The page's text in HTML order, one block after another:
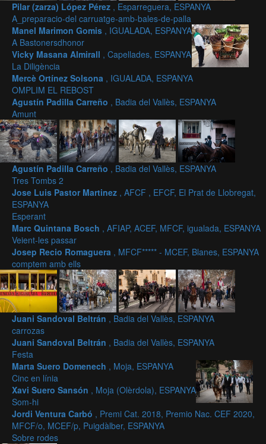
Pilar (zarza) López Pérez , Esparreguera, ESPANYA
A_preparacio-del carruatge-amb-bales-de-palla
Manel Marimon Gomis , IGUALADA, ESPANYA
A Bastonersdhonor
Vicky Masana Almirall , Capellades, ESPANYA
La Diligència
Mercè Ortínez Solsona , IGUALADA, ESPANYA
OMPLIM EL REBOST
Agustín Padilla Carreño , Badia del Vallès, ESPANYA
Amunt
Agustín Padilla Carreño , Badia del Vallès, ESPANYA
Tres Tombs 2
Jose Luis Pastor Martinez , AFCF , EFCF, El Prat de Llobregat,
ESPANYA
Esperant
Marc Quintana Bosch , AFIAP, ACEF, MFCF, igualada, ESPANYA
Veient-les passar
Josep Recio Romaguera , MFCF***** - MCEF, Blanes, ESPANYA
comptem amb ells
Juani Sandoval Beltrán , Badia del Vallès, ESPANYA
carrozas
Juani Sandoval Beltrán , Badia del Vallès, ESPANYA
Festa
Marta Suero Domenech , Moja, ESPANYA
Cinc en línia
Xavi Suero Sansón , Moja (Olèrdola), ESPANYA
Som-hi
Jordi Ventura Carbó , Premi Cat. 2018, Premio Nac. CEF 2020,
MFCF/o, MCEF/p, Puigdàlber, ESPANYA
Sobre rodes